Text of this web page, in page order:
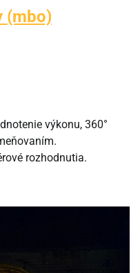
(mbo)
výkonu, 360°
rozhodnutia.